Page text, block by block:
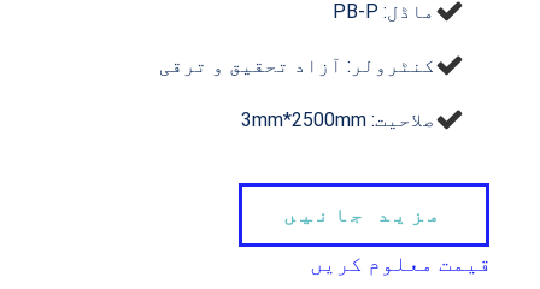
ماڈل: PB-P
کنٹرولر: آزاد تحقیق و ترقی
صلاحیت: 3mm*2500mm
مزید جانیں
قیمت معلوم کریں